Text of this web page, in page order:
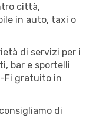
città,
in auto, taxi o
di servizi per i
bar e sportelli
Fi gratuito in
di